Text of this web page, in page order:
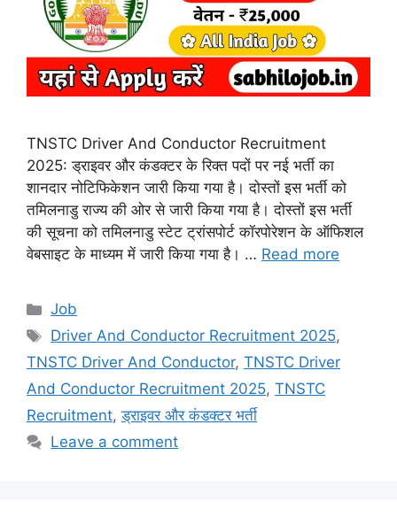
TNSTC Driver And Conductor Recruitment
2025: ड्राइवर और कंडक्टर के रिक्त पदों पर नई भर्ती का
शानदार नोटिफिकेशन जारी किया गया है। दोस्तों इस भर्ती को
तमिलनाडु राज्य की ओर से जारी किया गया है। दोस्तों इस भर्ती
की सूचना को तमिलनाडु स्टेट ट्रांसपोर्ट कॉरपोरेशन के ऑफिशल
वेबसाइट के माध्यम में जारी किया गया है। … Read more
Categories
Job
Tags
Driver And Conductor Recruitment 2025,
TNSTC Driver And Conductor, TNSTC Driver
And Conductor Recruitment 2025, TNSTC
Recruitment,ड्राइवर और कंडक्टर भर्ती
Leave a comment